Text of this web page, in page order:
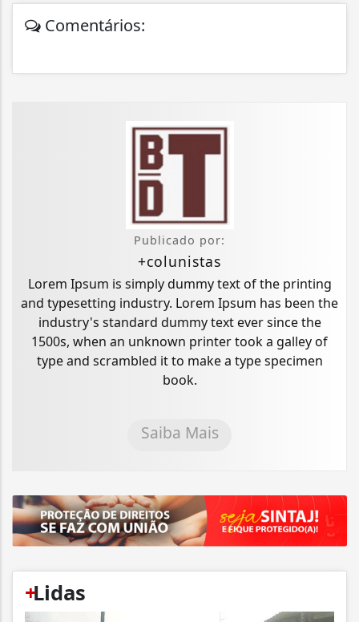
Comentários:
Publicado por:
+colunistas
Lorem Ipsum is simply dummy text of the printing
and typesetting industry. Lorem Ipsum has been the
industry's standard dummy text ever since the
1500s, when an unknown printer took a galley of
type and scrambled it to make a type specimen
book.
Saiba Mais
+
Lidas